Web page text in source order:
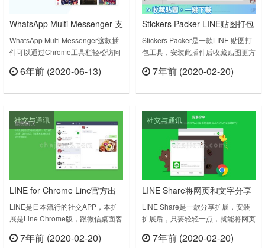
WhatsApp Multi Messenger 支
持WeChat LINE WhatsApp
Telegram FB Messenge等
WhatsApp Multi Messenger这款插
件可以通过Chrome工具栏轻松访问
Telegram，FB Messenge等等，赶
忘录和屏幕截图，让一切轻松自如
LINE改变了全球的通讯模式，无论
您身处何地，都能畅享免费的文字信
6年前 (2020-06-13)
Stickers Packer LINE贴图打包
工具
Stickers Packer是一款LINE 贴图打
包工具，安装此插件后收藏贴图更方
情贴、各式主题一键打包，简单设
1.3上次更新日期：2019年4月19
日……
7年前 (2020-02-20)
社交与通讯
LINE for Chrome Line官方出
品的插件（连我）
LINE是日本流行的社交APP，本扩
展是Line Chrome版，跟微信桌面客
表达您的情感- 用各式各样的LINE贴
7年前 (2020-02-20)
社交与通讯
LINE Share将网页和文字分享
给LINE好友或存在Keep中
LINE Share是一款分享扩展，安装
扩展后，只要轻轻一点，就能将网页
在Keep中啰。功能介绍1.点击分享
7年前 (2020-02-20)